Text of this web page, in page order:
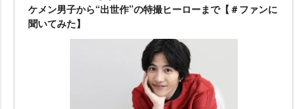
ケメン男子から“出世作”の特撮ヒーローまで【＃ファンに
聞いてみた】